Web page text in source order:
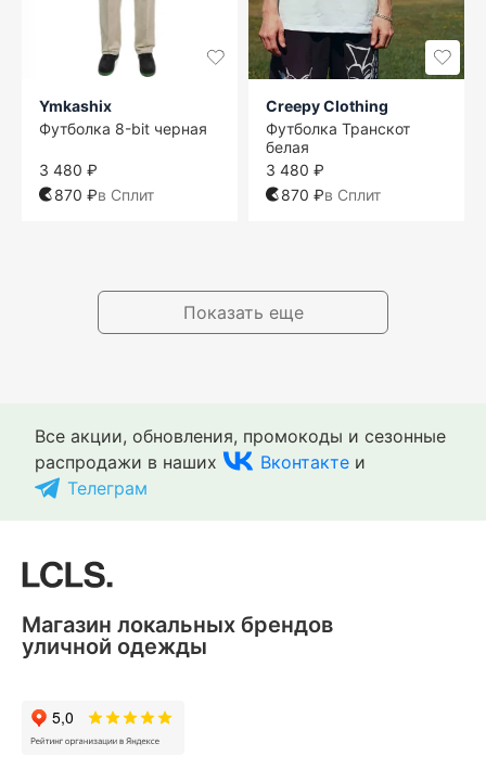
Ymkashix
Футболка 8-bit черная
3 480 ₽
870 ₽в Сплит
Creepy Clothing
Футболка Транскот
белая
3 480 ₽
870 ₽в Сплит
Показать еще
Все акции, обновления, промокоды и сезонные
распродажи в наших
Вконтакте и
Телеграм
Магазин локальных брендов
уличной одежды